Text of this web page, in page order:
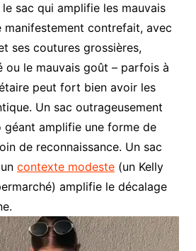
sac qui amplifie les mauvais
manifestement contrefait, avec
ses coutures grossières,
ou le mauvais goût – parfois à
peut fort bien avoir les
Un sac outrageusement
géant amplifie une forme de
de reconnaissance. Un sac
contexte modeste(un Kelly
amplifie le décalage